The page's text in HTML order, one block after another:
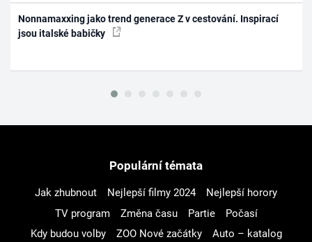
Nonnamaxxing jako trend generace Z v cestování. Inspirací
jsou italské babičky
Populární témata
Jak zhubnout Nejlepší filmy 2024
Nejlepší horory
TV program
Změna času Partie
Počasí
Kdy budou volby
ZOO Nové začátky
Auto – katalog